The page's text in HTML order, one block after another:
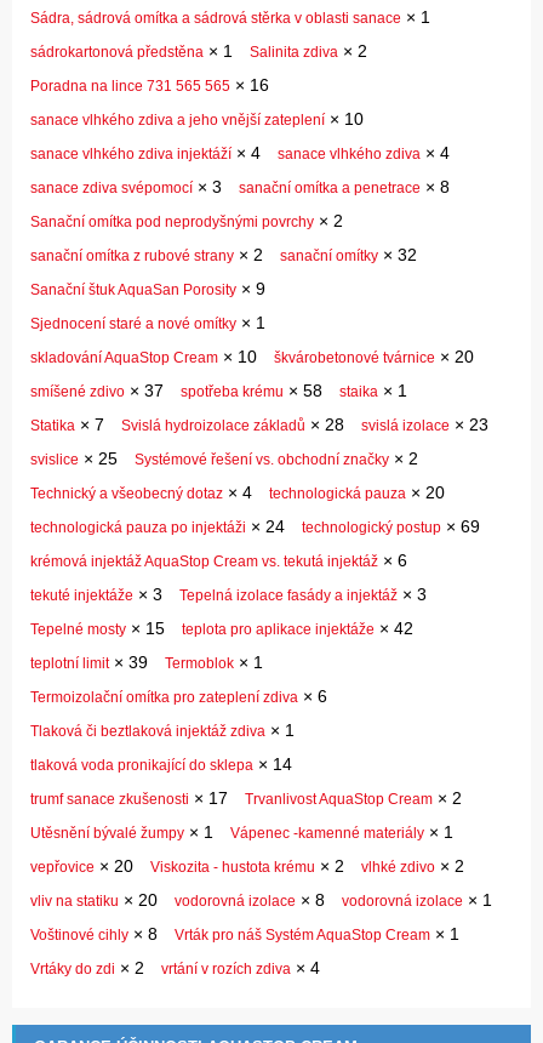
Sádra, sádrová omítka a sádrová stěrka v oblasti sanace × 1
sádrokartonová předstěna × 1 Salinita zdiva × 2
Poradna na lince 731 565 565 × 16
sanace vlhkého zdiva a jeho vnější zateplení × 10
sanace vlhkého zdiva injektáží × 4 sanace vlhkého zdiva × 4
sanace zdiva svépomocí × 3 sanační omítka a penetrace × 8
Sanační omítka pod neprodyšnými povrchy × 2
sanační omítka z rubové strany × 2 sanační omítky × 32
Sanační štuk AquaSan Porosity × 9
Sjednocení staré a nové omítky × 1
skladování AquaStop Cream × 10 škvárobetonové tvárnice × 20
smíšené zdivo × 37 spotřeba krému × 58 staika × 1
Statika × 7 Svislá hydroizolace základů × 28 svislá izolace × 23
svislice × 25 Systémové řešení vs. obchodní značky × 2
Technický a všeobecný dotaz × 4 technologická pauza × 20
technologická pauza po injektáži × 24 technologický postup × 69
krémová injektáž AquaStop Cream vs. tekutá injektáž × 6
tekuté injektáže × 3 Tepelná izolace fasády a injektáž × 3
Tepelné mosty × 15 teplota pro aplikace injektáže × 42
teplotní limit× 39 Termoblok × 1
Termoizolační omítka pro zateplení zdiva × 6
Tlaková či beztlaková injektáž zdiva × 1
tlaková voda pronikající do sklepa × 14
trumf sanace zkušenosti × 17 Trvanlivost AquaStop Cream × 2
Utěsnění bývalé žumpy × 1 Vápenec -kamenné materiály × 1
vepřovice × 20 Viskozita - hustota krému × 2 vlhké zdivo × 2
vliv na statiku × 20 vodorovná izolace × 8 vodorovná izolace × 1
Voštinové cihly × 8 Vrták pro náš Systém AquaStop Cream × 1
Vrtáky do zdi × 2 vrtání v rozích zdiva × 4